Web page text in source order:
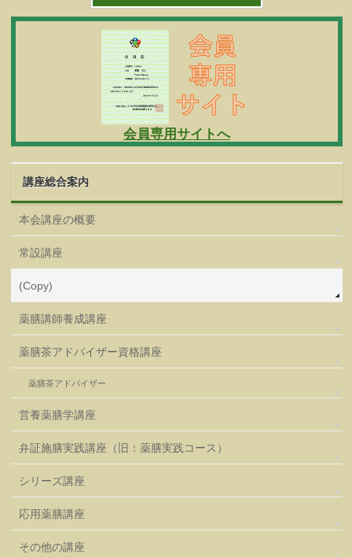
会員専用サイトへ
講座総合案内
本会講座の概要
常設講座
(Copy)
薬膳講師養成講座
薬膳茶アドバイザー資格講座
薬膳茶アドバイザー
営養薬膳学講座
弁証施膳実践講座（旧：薬膳実践コース）
シリーズ講座
応用薬膳講座
その他の講座